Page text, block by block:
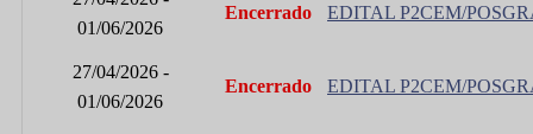
01/06/2026
Encerrado EDITAL P2CEM/
27/04/2026 -
01/06/2026
Encerrado EDITAL P2CEM/